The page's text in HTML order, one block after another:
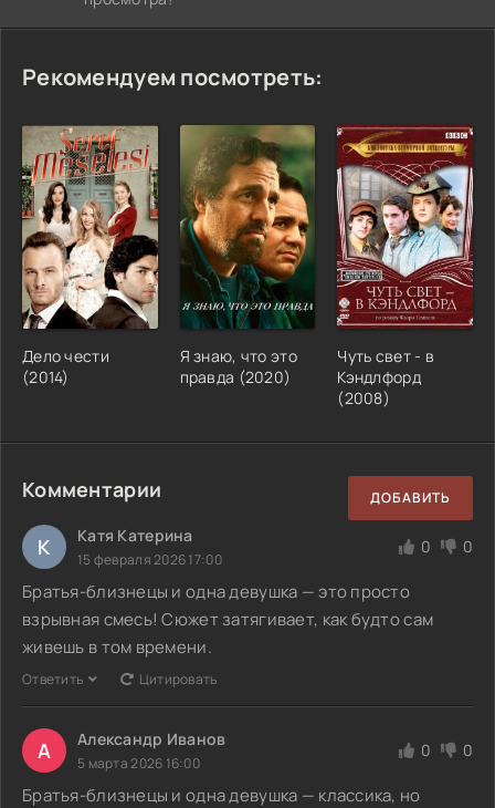
Рекомендуем посмотреть:
Дело чести
(2014)
Я знаю, что это
правда (2020)
Чуть свет - в
Кэндлфорд
(2008)
Комментарии ДОБАВИТЬ
К Катя Катерина
15 февраля 2026 17:00
0 0
Братья-близнецы и одна девушка — это просто
взрывная смесь! Сюжет затягивает, как будто сам
живешь в том времени.
Ответить Цитировать
А Александр Иванов
5 марта 2026 16:00
0 0
Братья-близнецы и одна девушка — классика, но